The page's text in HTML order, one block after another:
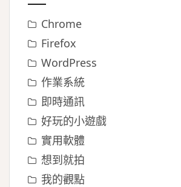
Chrome
Firefox
WordPress
作業系統
即時通訊
好玩的小遊戲
實用軟體
想到就拍
我的觀點